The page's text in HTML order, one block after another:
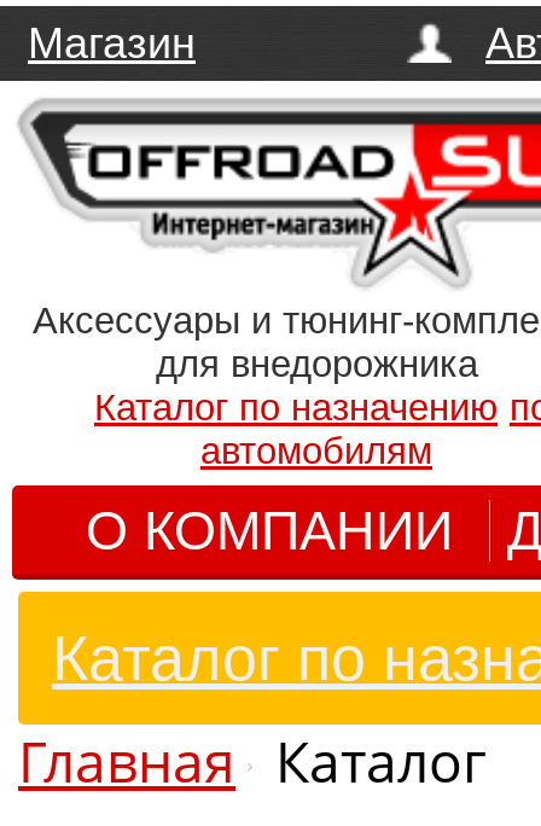
Магазин
Аксессуары и тюнинг-
для внедорожника
Каталог по назначению
автомобилям
О КОМПАНИИ
Каталог по
Главная Каталог